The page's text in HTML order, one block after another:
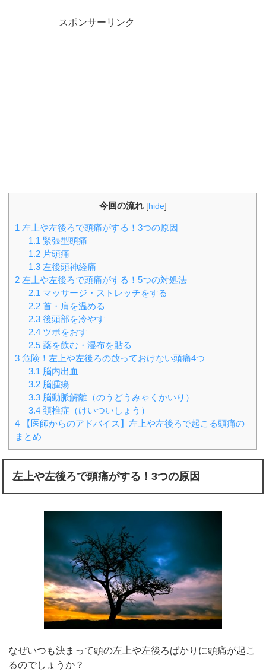
スポンサーリンク
今回の流れ [hide]
1 左上や左後ろで頭痛がする！3つの原因
1.1 緊張型頭痛
1.2 片頭痛
1.3 左後頭神経痛
2 左上や左後ろで頭痛がする！5つの対処法
2.1 マッサージ・ストレッチをする
2.2 首・肩を温める
2.3 後頭部を冷やす
2.4 ツボをおす
2.5 薬を飲む・湿布を貼る
3 危険！左上や左後ろの放っておけない頭痛4つ
3.1 脳内出血
3.2 脳腫瘍
3.3 脳動脈解離（のうどうみゃくかいり）
3.4 頚椎症（けいついしょう）
4 【医師からのアドバイス】左上や左後ろで起こる頭痛の
まとめ
左上や左後ろで頭痛がする！3つの原因
なぜいつも決まって頭の左上や左後ろばかりに頭痛が起こ
るのでしょうか？